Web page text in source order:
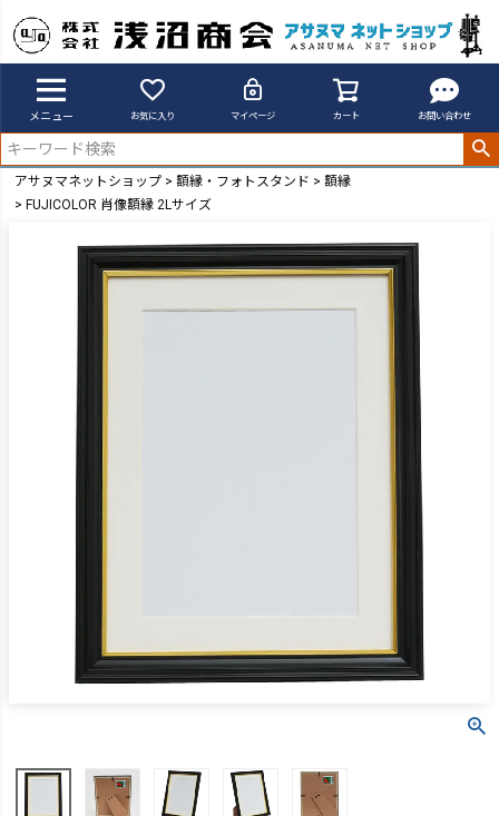
メニュー お気に入り マイページ カート お問い合わせ
アサヌマネットショップ 額縁・フォトスタンド
額縁
FUJICOLOR 肖像額縁 2Lサイズ